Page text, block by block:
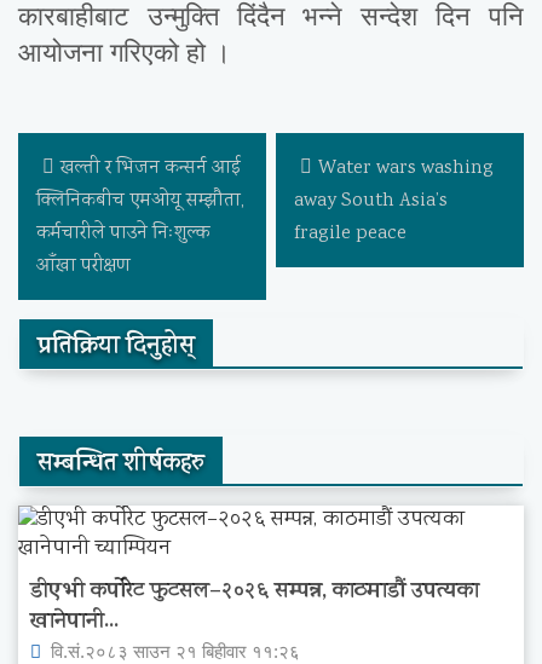
कारबाहीबाट उन्मुक्ति दिंदैन भन्ने सन्देश दिन पनि
आयोजना गरिएको हो ।
खल्ती र भिजन कन्सर्न आई
क्लिनिकबीच एमओयू सम्झौता,
कर्मचारीले पाउने निःशुल्क
आँखा परीक्षण
Water wars washing
away South Asia’s
fragile peace
प्रतिक्रिया दिनुहोस्
सम्बन्धित शीर्षकहरु
डीएभी कर्पोरेट फुटसल–२०२६ सम्पन्न, काठमाडौं उपत्यका
खानेपानी...
वि.सं.२०८३ साउन २१ बिहीवार ११:२६